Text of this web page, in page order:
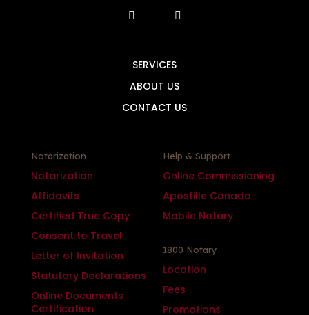
SERVICES
ABOUT US
CONTACT US
Notarization
Notarization
Affidavits
Certified True Copy
Consent to Travel
Letter of Invitation
Statutory Declarations
Online Documents
Certification
Help & Support
Online Commissioning
Apostille Canada
Mobile Notary
1800 Notary
Location
Fees
Promotions